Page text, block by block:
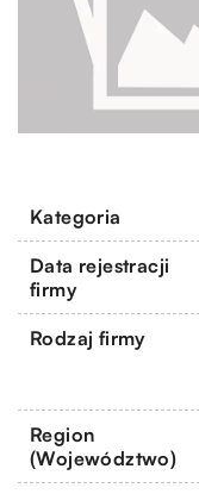
Kategoria
Data rejestracji
firmy
Rodzaj firmy
Region
(Województwo)